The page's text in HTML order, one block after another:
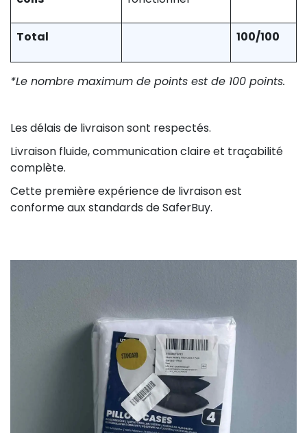
Total 100/100
*Le nombre maximum de points est de 100 points.
Les délais de livraison sont respectés.
Livraison fluide, communication claire et traçabilité
complète.
Cette première expérience de livraison est
conforme aux standards de SaferBuy.